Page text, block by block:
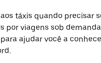
táxis quando precisar
por viagens sob
ajudar você a